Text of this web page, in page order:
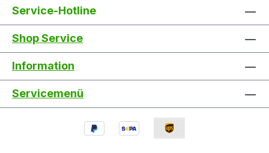
Service-Hotline
Shop Service
Information
Servicemenü